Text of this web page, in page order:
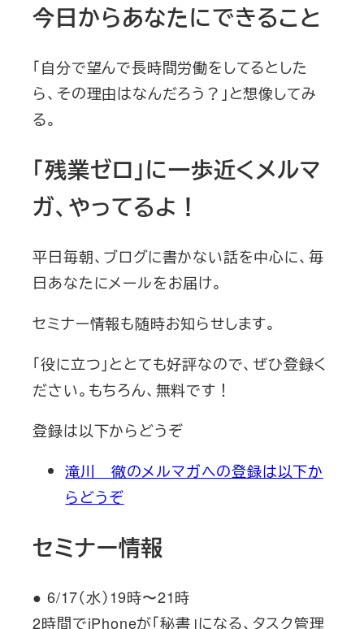
今日からあなたにできること
「自分で望んで長時間労働をしてるとした
ら、その理由はなんだろう？」と想像してみ
る。
「残業ゼロ」に一歩近くメルマ
ガ、やってるよ！
平日毎朝、ブログに書かない話を中心に、毎
日あなたにメールをお届け。
セミナー情報も随時お知らせします。
「役に立つ」ととても好評なので、ぜひ登録く
ださい。もちろん、無料です！
登録は以下からどうぞ
滝川 徹のメルマガへの登録は以下か
らどうぞ
セミナー情報
● 6/17（水）19時〜21時
2時間でiPhoneが「秘書」になる、タスク管理